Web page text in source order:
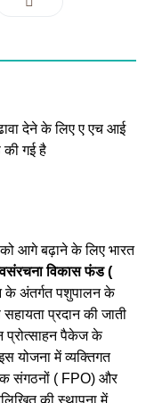
देने के लिए ए एच आई
की गई है
को आगे बढ़ाने के लिए भारत
विकास फंड (
के अंतर्गत पशुपालन के
प्रदान की जाती
प्रोत्साहन पैकेज के
योजना में व्यक्तिगत
संगठनों ( FPO) और